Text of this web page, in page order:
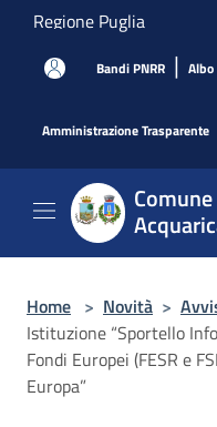
Salta al contenuto principale
Regione Puglia
Bandi PNRR |
Amministrazione Trasparente
Home > Novità >
Istituzione “Sportello
Fondi Europei (FESR e
Europa”